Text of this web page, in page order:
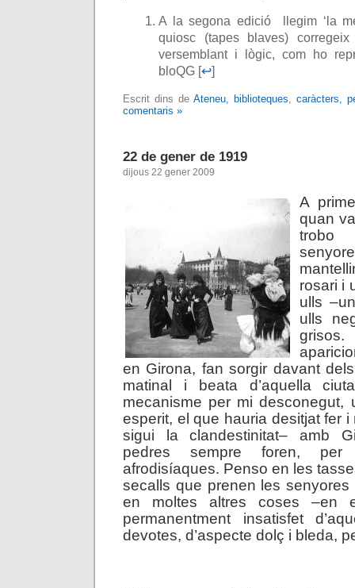
A la segona edició llegim ‘la
quiosc (tapes blaves)
versemblant i lògic, com ho
bloQG [↩]
Escrit dins de Ateneu, biblioteques, caràcters,
comentaris »
22 de gener de 1919
dijous 22 gener 2009
A
quan
trobo
rosari i
ulls
ulls
en Girona, fan sorgir davant
matinal i beata d’aquella
mecanisme per mi desconegut,
esperit, el que hauria desitjat fer
sigui la clandestinitat– amb
pedres sempre foren,
afrodisíaques. Penso en les
secalls que prenen les
en moltes altres coses –en
permanentment insatisfet
devotes, d’aspecte dolç i bleda,